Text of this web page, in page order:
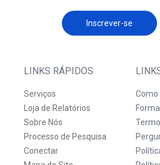
LINKS RÁPIDOS
Serviços
Loja de Relatórios
Sobre Nós
Processo de Pesquisa
Conectar
Como
Inscrever-se